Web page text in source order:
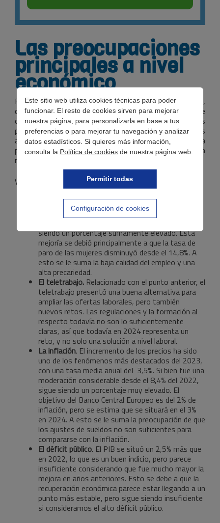
Este sitio web utiliza cookies técnicas para poder
funcionar. El resto de cookies sirven para mejorar
nuestra página, para personalizarla en base a tus
preferencias o para mejorar tu navegación y analizar
datos estadísticos. Si quieres más información,
consulta la Política de cookiesde nuestra página web.
Permitir todas
Configuración de cookies
Las preocupaciones
principales a nivel
económico
Podemos recurrir a diversas fuentes de información,
como las encuestas de opinión, los informes de
organismos nacionales e internacionales, para conocer las
preocupaciones más importantes de la población. Gracias
a esto, se ha hecho constatar que apenas el 44% de la
población cree que la economía en España en 2024 será
más fuerte.
Vemos los motivos que generan esta inquietud:
El empleo.El mercado laboral sigue mostrando
una tasa de paro elevada, del 11,5% en 2023. Si
siendo un porcentaje sumamente elevado. Esta
mejoría se debió principalmente a que la tasa de
paro de las mujeres disminuyó desde el 14,8%. A
esto se le suma la baja calidad del empleo y una
alta precariedad.
El teletrabajo. Relacionado con el punto anterior, el
teletrabajo presentó una buena alternativa para
ampliar las ofertas laborales, pero también
nuevos retos. Las regulaciones y la formación al
respecto todavía no son lo suficientemente
claras, así que todavía en 2024 representa un
reto, y no solo una solución a nivel laboral.
La inflación. El incremento de los precios ha sido
uno de los fenómenos más destacados del 2023,
con una tasa media anual del 3,5%. Si bien fue una
moderación considerable desde el 8,4% del 2022,
sigue siendo un porcentaje muy elevado. El
objetivo del Banco Central Europeo es del 2% de
inflación, pero se estima que se situará en el 3%
en 2024. A esto se le suma la preocupación de que
los ajustes de sueldos no son suficientes para
compararse con la inflación.
El déficit público. El PIB se situó un 2,5% más que
en 2022, lo que es un buen indicio, pero parece
insuficiente considerando que fue mucho mayor la
mejora en años anteriores. Esto se debe a que la
recuperación económica parece estar llegando a un
punto más estable, pero sigue siendo insuficiente
si consideramos el alto déficit público.